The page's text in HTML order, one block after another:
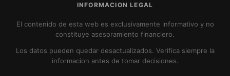
INFORMACION LEGAL
El contenido de esta web es exclusivamente informativo y no
constituye asesoramiento financiero.
Los datos pueden quedar desactualizados. Verifica siempre la
informacion antes de tomar decisiones.